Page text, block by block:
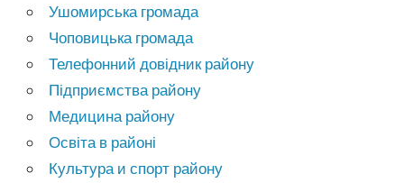
Ушомирська громада
Чоповицька громада
Телефонний довідник району
Підприємства району
Медицина району
Освіта в районі
Культура и спорт району